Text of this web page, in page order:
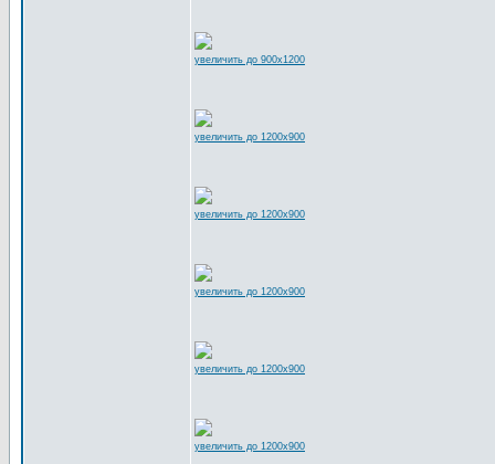
увеличить до 900x1200
увеличить до 1200x900
увеличить до 1200x900
увеличить до 1200x900
увеличить до 1200x900
увеличить до 1200x900